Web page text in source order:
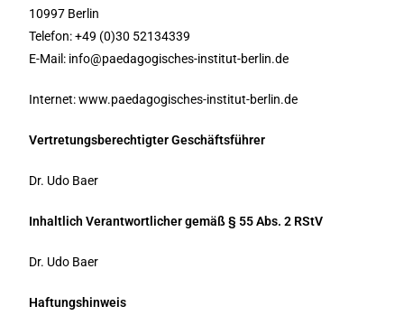
10997 Berlin
Telefon: +49 (0)30 52134339
E-Mail: info@paedagogisches-institut-berlin.de
Internet: www.paedagogisches-institut-berlin.de
Vertretungsberechtigter Geschäftsführer
Dr. Udo Baer
Inhaltlich Verantwortlicher gemäß § 55 Abs. 2 RStV
Dr. Udo Baer
Haftungshinweis